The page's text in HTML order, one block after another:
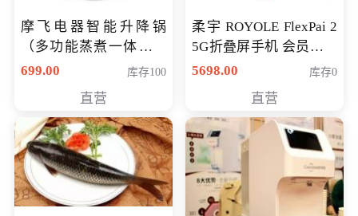
摩飞电器智能升降锅
（多功能蒸煮一体锅）
（智能升降养生锅） 会
699.00 库存100
直营
柔宇 ROYOLE FlexPai 2
5G折叠屏手机 会员专享
购买价格 4998元
5698.00 库存0
直营